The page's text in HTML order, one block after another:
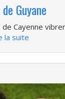
Guyane
Cayenne
la suite